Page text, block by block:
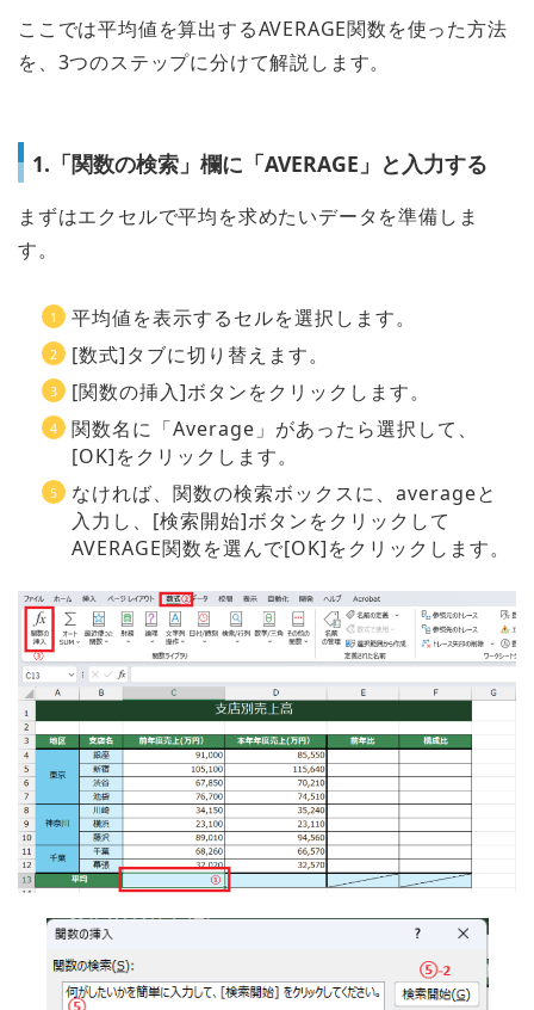
ここでは平均値を算出するAVERAGE関数を使った方法
を、3つのステップに分けて解説します。
1.「関数の検索」欄に「AVERAGE」と入力する
まずはエクセルで平均を求めたいデータを準備しま
す。
平均値を表示するセルを選択します。
[数式]タブに切り替えます。
[関数の挿入]ボタンをクリックします。
関数名に「Average」があったら選択して、
[OK]をクリックします。
なければ、関数の検索ボックスに、averageと
入力し、[検索開始]ボタンをクリックして
AVERAGE関数を選んで[OK]をクリックします。